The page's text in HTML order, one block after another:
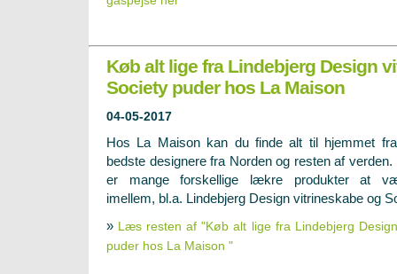
Køb alt lige fra Lindebjerg Design
Society puder hos La Maison
04-05-2017
Hos La Maison kan du finde alt til hjemmet
bedste designere fra Norden og resten af verden.
er mange forskellige lækre produkter at
imellem, bl.a. Lindebjerg Design vitrineskabe og
» Læs resten af "Køb alt lige fra Lindebjerg
puder hos La Maison "